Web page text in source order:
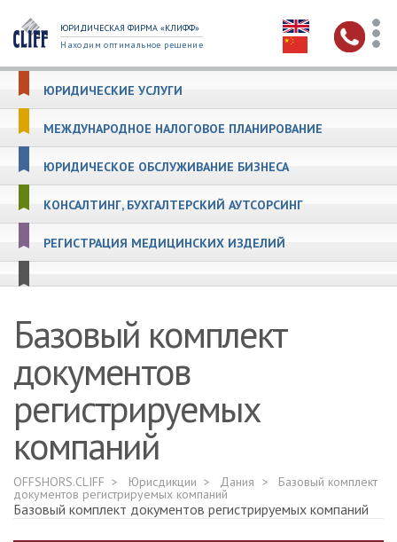
ЮРИДИЧЕСКАЯ ФИРМА «КЛИФФ»
Находим оптимальное решение
ЮРИДИЧЕСКИЕ УСЛУГИ
МЕЖДУНАРОДНОЕ НАЛОГОВОЕ ПЛАНИРОВАНИЕ
ЮРИДИЧЕСКОЕ ОБСЛУЖИВАНИЕ БИЗНЕСА
КОНСАЛТИНГ, БУХГАЛТЕРСКИЙ АУТСОРСИНГ
РЕГИСТРАЦИЯ МЕДИЦИНСКИХ ИЗДЕЛИЙ
Базовый комплект
документов
регистрируемых
компаний
OFFSHORS.CLIFF Юрисдикции Дания Базовый комплект
документов регистрируемых компаний
Базовый комплект документов регистрируемых компаний